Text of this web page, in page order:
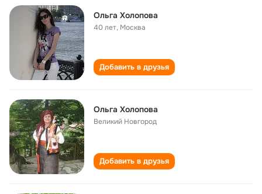
Ольга Холопова
40 лет, Москва
Добавить в друзья
Ольга Холопова
Великий Новгород
Добавить в друзья